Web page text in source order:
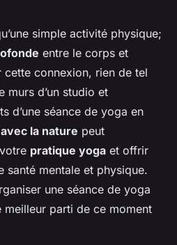
une
en plein air
bienfaits de
•8 min de lecture
simple activité physique;
entre le corps et
cette connexion, rien de tel
murs d’un studio et
d’une séance de yoga en
la nature peut
pratique yoga et offrir
santé mentale et physique.
une séance de yoga
parti de ce moment